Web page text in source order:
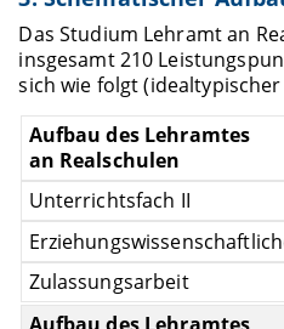
Das Studium Lehramt an
insgesamt 210
sich wie folgt
Unterrichtsfach II
Zulassungsarbeit